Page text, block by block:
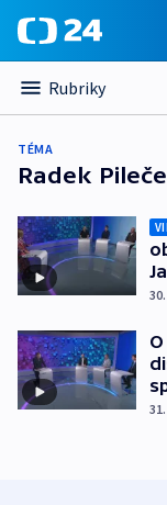
Rubriky
TÉMA
Radek